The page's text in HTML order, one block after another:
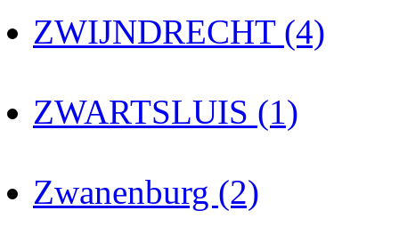
ZWIJNDRECHT (4)
ZWARTSLUIS (1)
Zwanenburg (2)